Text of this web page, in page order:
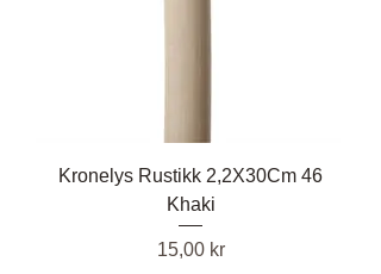
Kronelys Rustikk 2,2X30Cm 46
Khaki
Pris
15,00 kr